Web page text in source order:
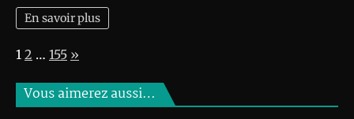
En savoir plus
Page:
1 2 … 155 Next
»
Vous aimerez aussi…